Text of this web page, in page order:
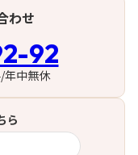
わせ
92
年中無休
ら